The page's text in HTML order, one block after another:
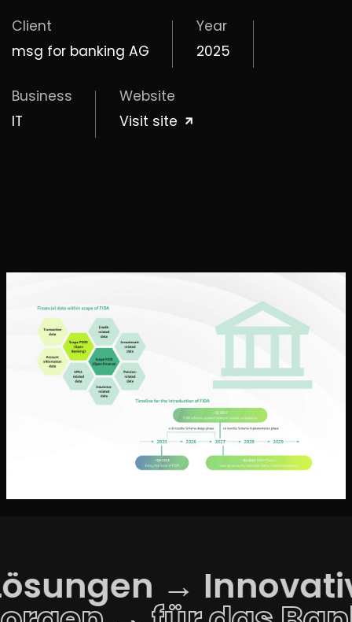
Client
msg for banking AG
Year
2025
Business
IT
Website
Visit site
→